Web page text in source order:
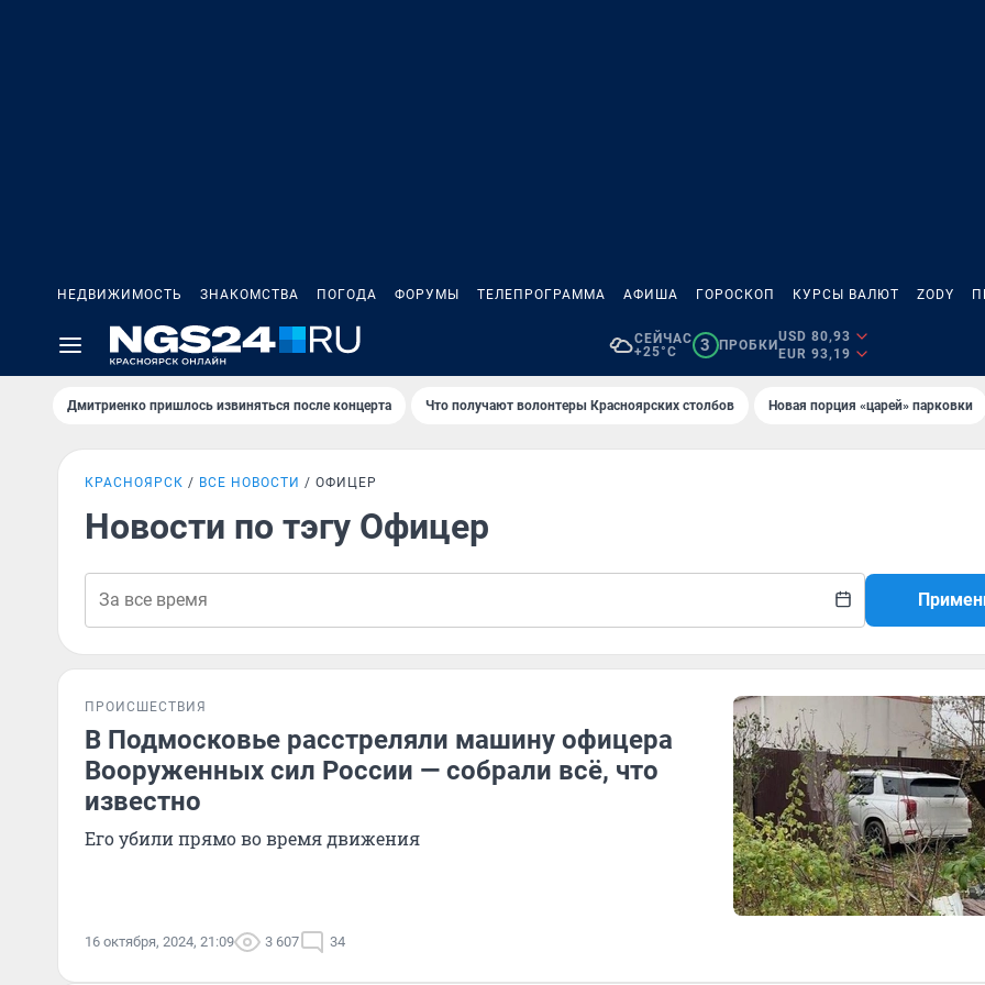
НЕДВИЖИМОСТЬ ЗНАКОМСТВА ПОГОДА ФОРУМЫ ТЕЛЕПРОГРАММА АФИША ГОРОСКОП КУРСЫ ВАЛЮТ ZODY
СЕЙЧАС
+25°C
3 ПРОБКИ
USD 80,93
EUR 93,19
Дмитриенко пришлось извиняться после концертa Что получают волонтеры Красноярских столбов Новaя порция «цaрей» пaрковки
КРАСНОЯРСК ВСЕ НОВОСТИ ОФИЦЕР
Новости по тэгу Офицер
ПРОИСШЕСТВИЯ
В Подмосковье расстреляли машину офицера
Вооруженных сил России — собрали всё, что
известно
Его убили прямо во время движения
16 октября, 2024, 21:09 3 607 34